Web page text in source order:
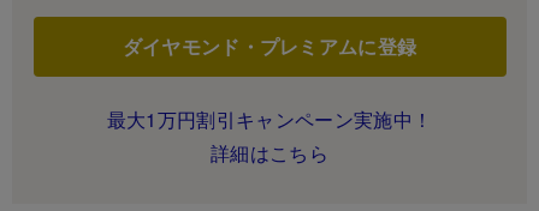
ダイヤモンド・プレミアムに登録
最大1万円割引キャンペーン実施中！
詳細はこちら